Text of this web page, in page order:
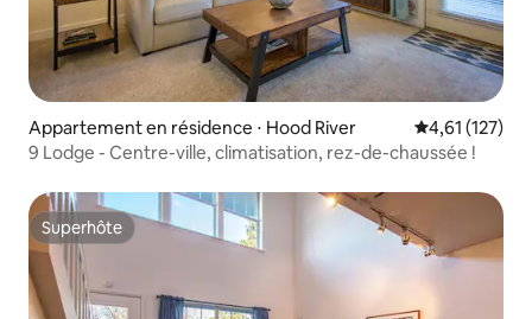
Appartement en résidence ⋅ Hood River Évaluation
4,61 (127)
9 Lodge - Centre-ville, climatisation, rez-de-chaussée !
Superhôte
Superhôte